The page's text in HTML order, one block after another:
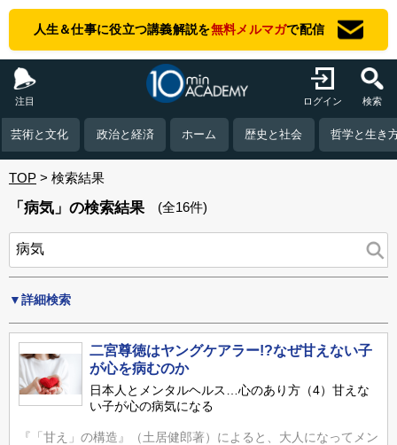
人生＆仕事に役立つ講義解説を無料メルマガで配信
注目 ログイン 検索
芸術と文化 政治と経済 ホーム 歴史と社会 哲学と生き
TOP 検索結果
「病気」の検索結果 (全16件)
▼詳細検索
二宮尊徳はヤングケアラー!?なぜ甘えない子
が心を病むのか
日本人とメンタルヘルス…心のあり方（4）甘えな
い子が心の病気になる
『「甘え」の構造』（土居健郎著）によると、大人になってメン